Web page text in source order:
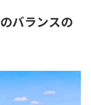
バランスの